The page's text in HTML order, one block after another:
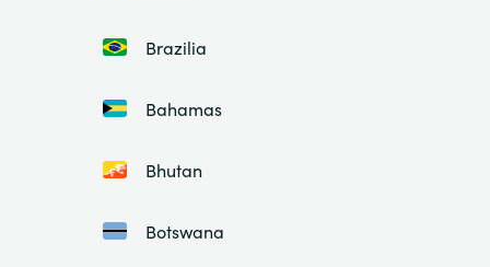
Brazilia
Bahamas
Bhutan
Botswana